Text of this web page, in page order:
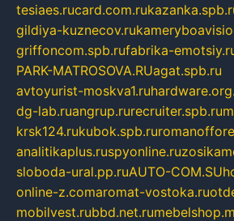
tesiaes.rucard.com.ru
gildiya-kuznecov.ru
griffoncom.spb.rufabrika-
PARK-MATROSOVA.RUagat.spb.ru
avtoyurist-moskva1.ru
dg-lab.ruangrup.rurecruiter.spb.ru
krsk124.rukubok.spb.ru
analitikaplus.ruspyonline.ru
sloboda-ural.pp.ruAUTO-COM.SU
online-z.comaromat-vostoka.ru
mobilvest.rubbd.net.ru